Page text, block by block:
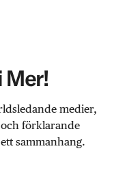
medier,
och förklarande
sammanhang.